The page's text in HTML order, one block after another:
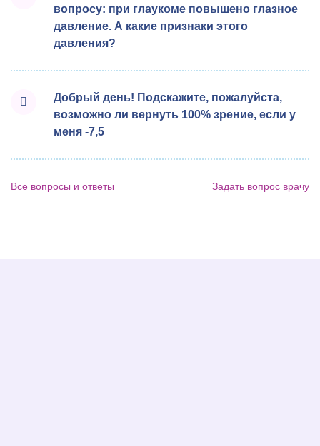
вопросу: при глаукоме повышено глазное
давление. А какие признаки этого
давления?
Добрый день! Подскажите, пожалуйста,
возможно ли вернуть 100% зрение, если у
меня -7,5
Все вопросы и ответы Задать вопрос врачу